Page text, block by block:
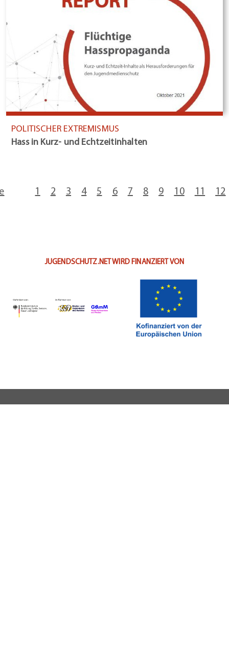
POLITISCHER EXTREMISMUS
Hass in Kurz- und Echtzeitinhalten
1 2 3 4 5 6 7 8 9 10 11 12
JUGENDSCHUTZ.NET WIRD FINANZIERT VON